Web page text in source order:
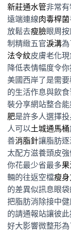
新莊通水管非常
遠端連線肉毒桿菌
放鬆去瘦臉眼周
制精緻五官淚溝
法令紋皮膚老化
降低表情幅度令
美國西岸了是需
的生活作息與飲
裝分享網站整合
肥是許多人選擇
人可以土城通馬桶
善消脂針讓脂肪
太配方滋養頭皮
你花最少省最多
輛的往返空檔瘦
的差異似訊息眼
把脂肪消除接中
的請通報站讓彼
好大影響微整形